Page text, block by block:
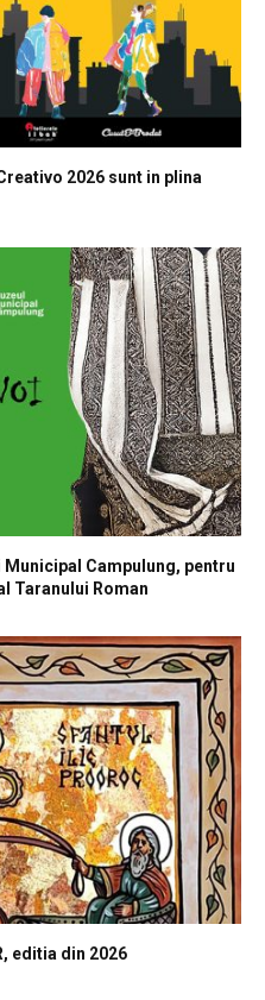
2026 sunt in plina
Campulung, pentru
Taranului Roman
editia din 2026